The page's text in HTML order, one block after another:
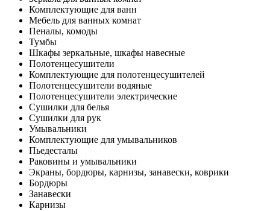
Комплектующие для ванн
Мебель для ванных комнат
Пеналы, комоды
Тумбы
Шкафы зеркальные, шкафы навесные
Полотенцесушители
Комплектующие для полотенцесушителей
Полотенцесушители водяные
Полотенцесушители электрические
Сушилки для белья
Сушилки для рук
Умывальники
Комплектующие для умывальников
Пьедесталы
Раковины и умывальники
Экраны, бордюры, карнизы, занавески, коврики
Бордюры
Занавески
Карнизы